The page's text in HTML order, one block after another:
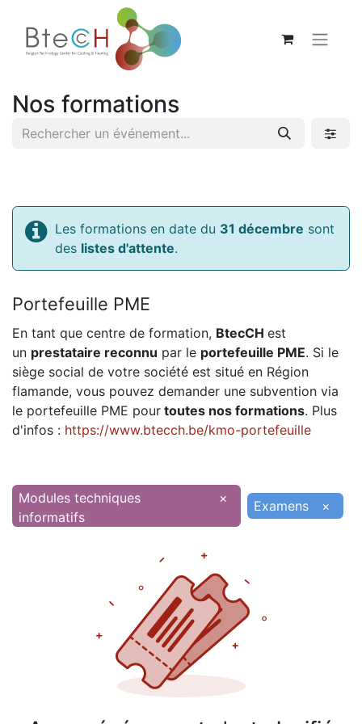
Nos formations
Les formations en date du 31 décembre sont
des listes d'attente.
Portefeuille PME
En tant que centre de formation, BtecCH est
un prestataire reconnu par le portefeuille PME. Si le
siège social de votre société est situé en Région
flamande, vous pouvez demander une subvention via
le portefeuille PME pour toutes nos formations. Plus
d'infos : https://www.btecch.be/kmo-portefeuille
Modules techniques
informatifs
× Examens ×